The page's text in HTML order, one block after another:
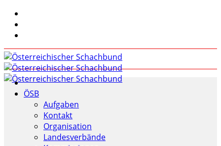
ÖSB
Aufgaben
Kontakt
Organisation
Landesverbände